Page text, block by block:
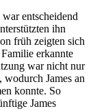
entscheidend
ihn
früh zeigten sich
erkannte
war nicht nur
James an
konnte. So
James